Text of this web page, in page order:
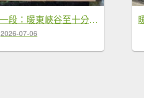
淡蘭中路第一段：暖東峽谷至十分老街
2026-07-06